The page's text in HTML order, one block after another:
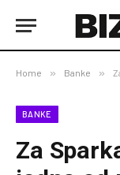
Home » Banke »
BANKE
Za